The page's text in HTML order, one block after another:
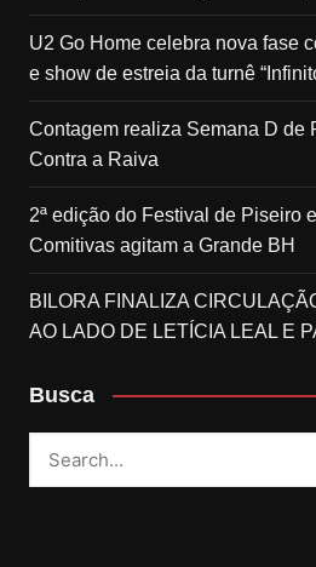
U2 Go Home celebra nova fase
e show de estreia da turnê
Contagem realiza Semana D de
Contra a Raiva
2ª edição do Festival de Piseiro
Comitivas agitam a Grande BH
BILORA FINALIZA
AO LADO DE LETÍCIA LEAL E
Busca